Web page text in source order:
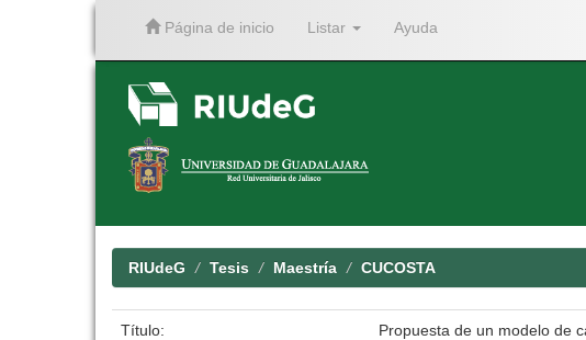
Página de inicio Listar Ayuda
RIUdeG Tesis Maestría CUCOSTA
Título: Propuesta de un modelo de